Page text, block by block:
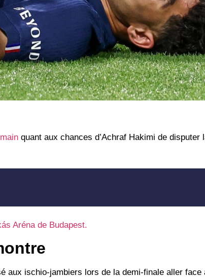
quant aux chances d’Achraf Hakimi de disputer
Arénade Budapest.
aux ischio-jambiers lors de la demi-finale aller face